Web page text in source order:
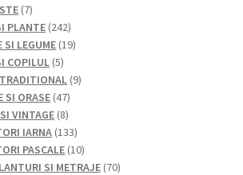
produse
77
produse
PLANTE 242242
de
SI LEGUME 1919
COPILUL 55
produse
99
SI ORASE 4747
de
produse
VINTAGE 88
produse
IARNA 133133
de
produse
PASCALE 1010
produse
SI METRAJE 7070